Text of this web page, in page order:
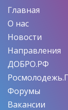
Главная
О нас
Новости
Направления
ДОБРО.РФ
Форумы
Вакансии